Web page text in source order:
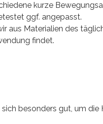
kurze
ggf. angepasst.
aus Materialien des
findet.
sich besonders gut, um